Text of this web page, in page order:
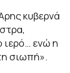
κυβερνά
ιερό… ενώ η
σιωπή».